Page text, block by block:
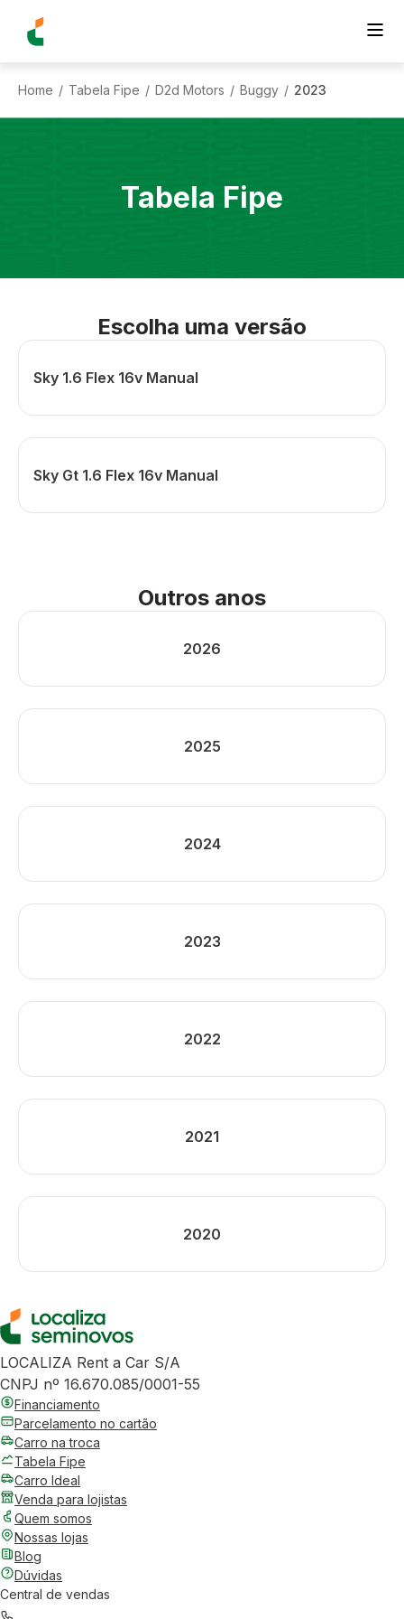
Home / Tabela Fipe / D2d Motors / Buggy / 2023
Tabela Fipe
Escolha uma versão
Sky 1.6 Flex 16v Manual
Sky Gt 1.6 Flex 16v Manual
Outros anos
2026
2025
2024
2023
2022
2021
2020
LOCALIZA Rent a Car S/A
CNPJ nº 16.670.085/0001-55
Financiamento
Parcelamento no cartão
Carro na troca
Tabela Fipe
Carro Ideal
Venda para lojistas
Quem somos
Nossas lojas
Blog
Dúvidas
Central de vendas